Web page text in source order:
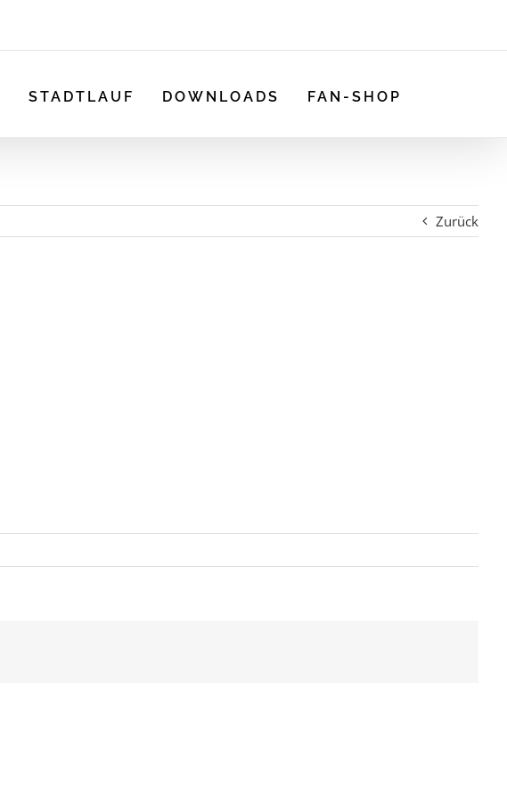
STADTLAUF DOWNLOADS FAN-SHOP
Zurück